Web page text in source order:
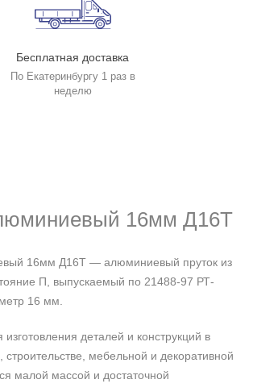
Бесплатная доставка
По Екатеринбургу 1 раз в
неделю
16мм Д16Т
16мм Д16Т — алюминиевый пруток из
П, выпускаемый по 21488-97 РТ-
16 мм.
изготовления деталей и конструкций в
мебельной и декоративной
малой массой и достаточной